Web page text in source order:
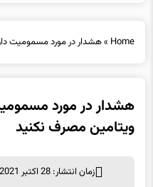
Home
»هشدار در مورد مسمومیت
هشدار در مورد
ویتامین مصرف نکنید
زمان انتشار: 28 اکتبر 2021 ساعت 11:57